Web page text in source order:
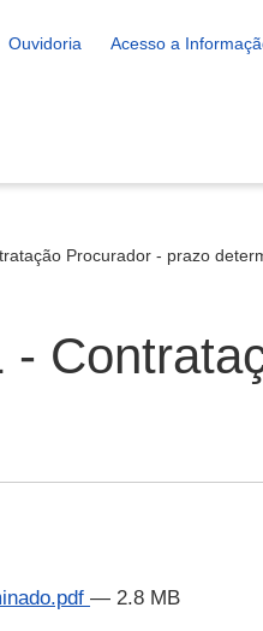
Ouvidoria Acesso a
Procurador - prazo
— 2.8 MB